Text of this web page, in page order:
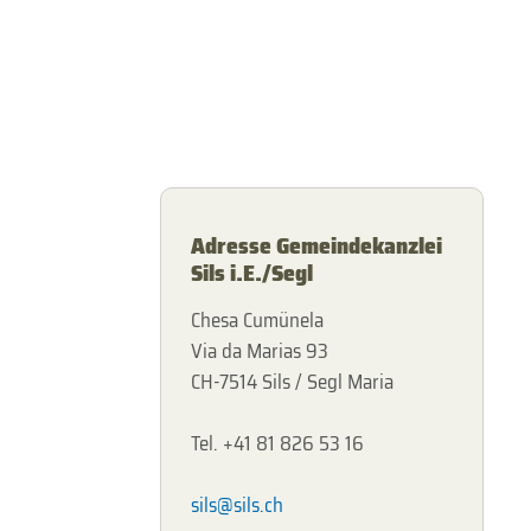
Adresse Gemeindekanzlei
Sils i.E./Segl
Chesa Cumünela
Via da Marias 93
CH-7514 Sils / Segl Maria
Tel. +41 81 826 53 16
sils@sils.ch